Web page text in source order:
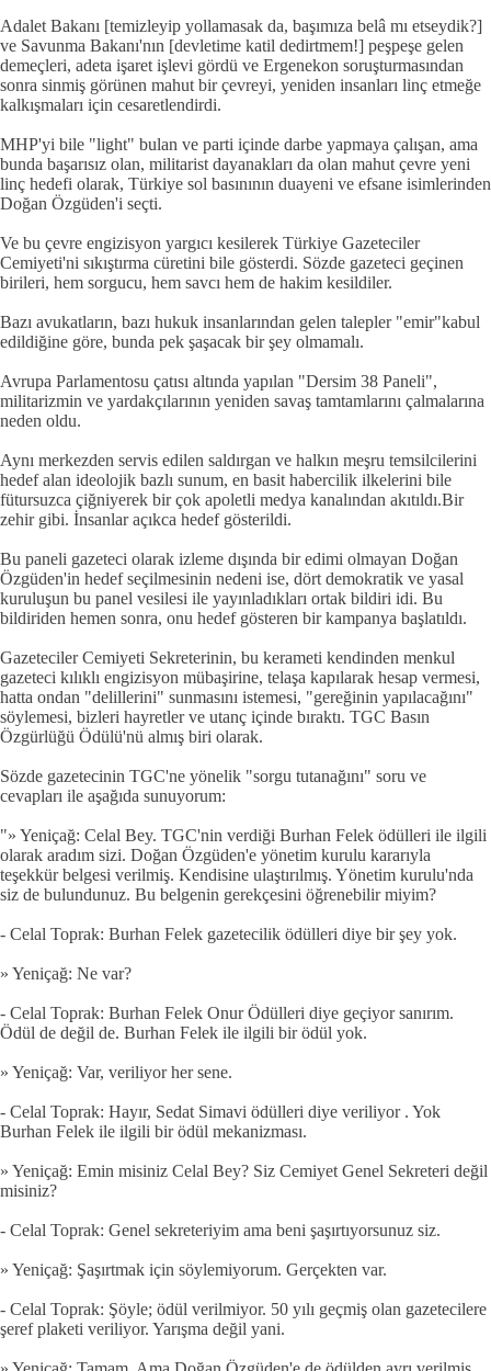
Adalet Bakanı [temizleyip yollamasak da, başımıza belâ mı etseydik?]
ve Savunma Bakanı'nın [devletime katil dedirtmem!] peşpeşe gelen
demeçleri, adeta işaret işlevi gördü ve Ergenekon soruşturmasından
sonra sinmiş görünen mahut bir çevreyi, yeniden insanları linç etmeğe
kalkışmaları için cesaretlendirdi.
MHP'yi bile "light" bulan ve parti içinde darbe yapmaya çalışan, ama
bunda başarısız olan, militarist dayanakları da olan mahut çevre yeni
linç hedefi olarak, Türkiye sol basınının duayeni ve efsane isimlerinden
Doğan Özgüden'i seçti.
Ve bu çevre engizisyon yargıcı kesilerek Türkiye Gazeteciler
Cemiyeti'ni sıkıştırma cüretini bile gösterdi. Sözde gazeteci geçinen
birileri, hem sorgucu, hem savcı hem de hakim kesildiler.
Bazı avukatların, bazı hukuk insanlarından gelen talepler "emir"kabul
edildiğine göre, bunda pek şaşacak bir şey olmamalı.
Avrupa Parlamentosu çatısı altında yapılan "Dersim 38 Paneli",
militarizmin ve yardakçılarının yeniden savaş tamtamlarını çalmalarına
neden oldu.
Aynı merkezden servis edilen saldırgan ve halkın meşru temsilcilerini
hedef alan ideolojik bazlı sunum, en basit habercilik ilkelerini bile
fütursuzca çiğniyerek bir çok apoletli medya kanalından akıtıldı.Bir
zehir gibi. İnsanlar açıkca hedef gösterildi.
Bu paneli gazeteci olarak izleme dışında bir edimi olmayan Doğan
Özgüden'in hedef seçilmesinin nedeni ise, dört demokratik ve yasal
kuruluşun bu panel vesilesi ile yayınladıkları ortak bildiri idi. Bu
bildiriden hemen sonra, onu hedef gösteren bir kampanya başlatıldı.
Gazeteciler Cemiyeti Sekreterinin, bu kerameti kendinden menkul
gazeteci kılıklı engizisyon mübaşirine, telaşa kapılarak hesap vermesi,
hatta ondan "delillerini" sunmasını istemesi, "gereğinin yapılacağını"
söylemesi, bizleri hayretler ve utanç içinde bıraktı. TGC Basın
Özgürlüğü Ödülü'nü almış biri olarak.
Sözde gazetecinin TGC'ne yönelik "sorgu tutanağını" soru ve
cevapları ile aşağıda sunuyorum:
"» Yeniçağ: Celal Bey. TGC'nin verdiği Burhan Felek ödülleri ile ilgili
olarak aradım sizi. Doğan Özgüden'e yönetim kurulu kararıyla
teşekkür belgesi verilmiş. Kendisine ulaştırılmış. Yönetim kurulu'nda
siz de bulundunuz. Bu belgenin gerekçesini öğrenebilir miyim?
- Celal Toprak: Burhan Felek gazetecilik ödülleri diye bir şey yok.
» Yeniçağ: Ne var?
- Celal Toprak: Burhan Felek Onur Ödülleri diye geçiyor sanırım.
Ödül de değil de. Burhan Felek ile ilgili bir ödül yok.
» Yeniçağ: Var, veriliyor her sene.
- Celal Toprak: Hayır, Sedat Simavi ödülleri diye veriliyor . Yok
Burhan Felek ile ilgili bir ödül mekanizması.
» Yeniçağ: Emin misiniz Celal Bey? Siz Cemiyet Genel Sekreteri değil
misiniz?
- Celal Toprak: Genel sekreteriyim ama beni şaşırtıyorsunuz siz.
» Yeniçağ: Şaşırtmak için söylemiyorum. Gerçekten var.
- Celal Toprak: Şöyle; ödül verilmiyor. 50 yılı geçmiş olan gazetecilere
şeref plaketi veriliyor. Yarışma değil yani.